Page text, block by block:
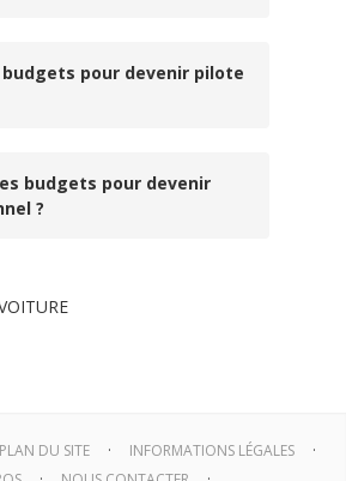
budgets pour devenir pilote
budgets pour devenir
?
PLAN DU SITE
INFORMATIONS LÉGALES